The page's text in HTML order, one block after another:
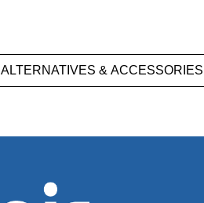
ALTERNATIVES & ACCESSORIES